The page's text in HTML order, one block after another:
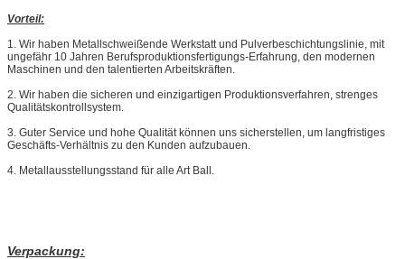
Vorteil:
1. Wir haben Metallschweißende Werkstatt und Pulverbeschichtungslinie, mit
ungefähr 10 Jahren Berufsproduktionsfertigungs-Erfahrung, den modernen
Maschinen und den talentierten Arbeitskräften.
2. Wir haben die sicheren und einzigartigen Produktionsverfahren, strenges
Qualitätskontrollsystem.
3. Guter Service und hohe Qualität können uns sicherstellen, um langfristiges
Geschäfts-Verhältnis zu den Kunden aufzubauen.
4. Metallausstellungsstand für alle Art Ball.
Verpackung: